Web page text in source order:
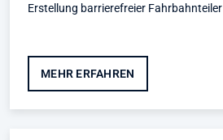
Erstellung barrierefreier Fahrbahnteiler
MEHR ERFAHREN